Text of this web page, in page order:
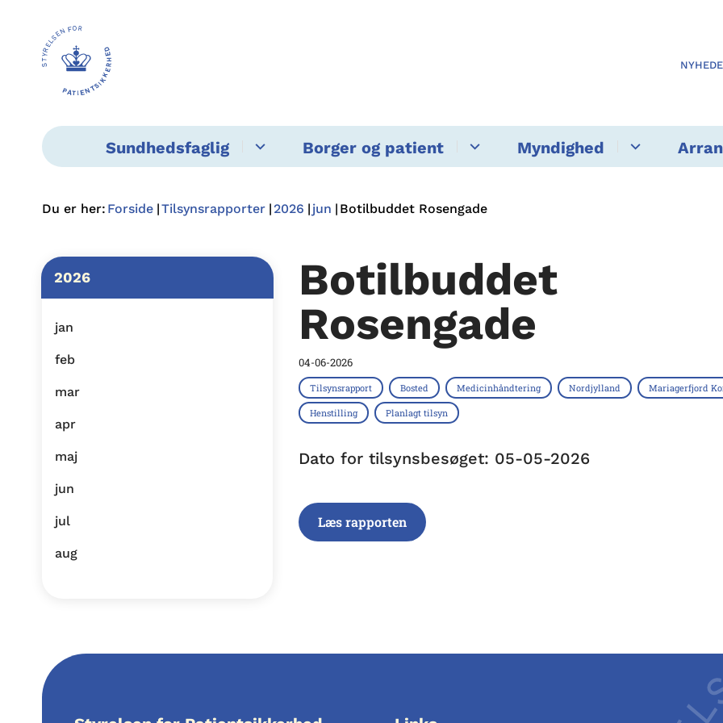
Sundhedsfaglig Borger og patient Myndighed
Du er her: Forside Tilsynsrapporter 2026 jun Botilbuddet Rosengade
2026
jan
feb
mar
apr
maj
jun
jul
aug
Botilbuddet
Rosengade
04-06-2026
Tilsynsrapport Bosted Medicinhåndtering Nordjylland Mariagerfjord
Henstilling Planlagt tilsyn
Dato for tilsynsbesøget: 05-05-2026
Læs rapporten